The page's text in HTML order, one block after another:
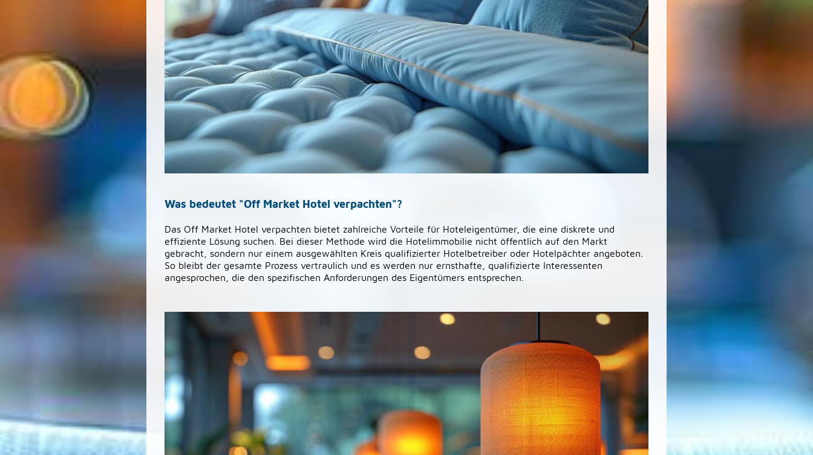
Was bedeutet "Off Market Hotel verpachten"?
Das Off Market Hotel verpachten bietet zahlreiche Vorteile für Hoteleigentümer, die eine diskrete und
effiziente Lösung suchen. Bei dieser Methode wird die Hotelimmobilie nicht öffentlich auf den Markt
gebracht, sondern nur einem ausgewählten Kreis qualifizierter Hotelbetreiber oder Hotelpächter angeboten.
So bleibt der gesamte Prozess vertraulich und es werden nur ernsthafte, qualifizierte Interessenten
angesprochen, die den spezifischen Anforderungen des Eigentümers entsprechen.